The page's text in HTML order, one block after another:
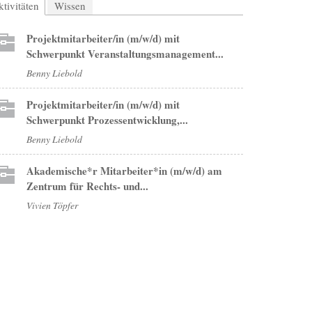
(aktiver Reiter)
Wissen
Projektmitarbeiter/in (m/w/d) mit
Schwerpunkt Veranstaltungsmanagement...
Benny Liebold
Projektmitarbeiter/in (m/w/d) mit
Schwerpunkt Prozessentwicklung,...
Benny Liebold
Akademische*r Mitarbeiter*in (m/w/d) am
Zentrum für Rechts- und...
Vivien Töpfer